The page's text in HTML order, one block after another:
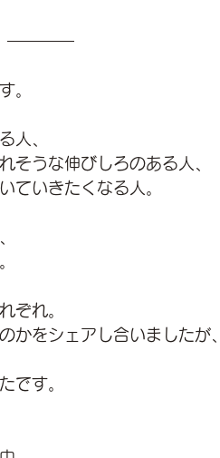
。
人、
そうな伸びしろのある人、
ていきたくなる人。
ぞれ。
かをシェアし合いましたが、
です。